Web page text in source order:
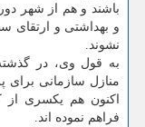
باشند و هم از شهر دور
و بهداشتی و
نشوند.
به قول وی، در
منازل سازمانی برای
اکنون هم یکسری از
فراهم نموده اند.